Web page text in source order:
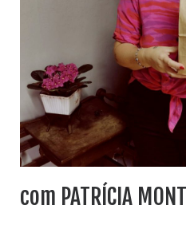
com PATRÍCIA